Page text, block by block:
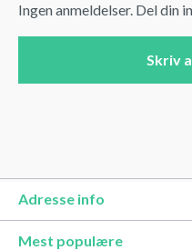
Ingen anmeldelser. Del din
Skriv
Adresse info
Mest populære